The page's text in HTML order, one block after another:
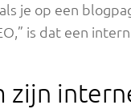
je op een
is dat een
zijn